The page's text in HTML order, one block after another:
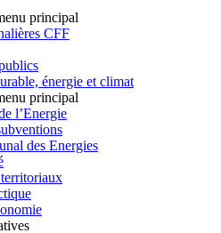
principal
CFF
énergie et climat
principal
l’Energie
des Energies